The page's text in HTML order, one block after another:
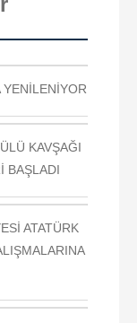
YENİLENİYOR
KAVŞAĞI
BAŞLADI
ATATÜRK